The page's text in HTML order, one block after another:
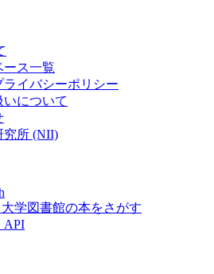
ース一覧
イバシーポリシー
について
究所 (NII)
学図書館の本をさがす
API